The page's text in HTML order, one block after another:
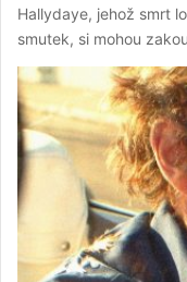
Hallydaye, jehož smrt
smutek, si mohou